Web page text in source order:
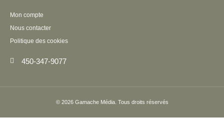
Mon compte
Nous contacter
Politique des cookies
450-347-9077
© 2026 Gamache Média. Tous droits réservés